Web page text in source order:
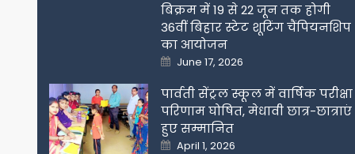
बिक्रम में 19 से 22 जून तक होगी
36वीं बिहार स्टेट शूटिंग चैंपियनशिप
का आयोजन
Posted
on
June 17, 2026
पार्वती सेंट्रल स्कूल में वार्षिक परीक्षा
परिणाम घोषित, मेधावी छात्र-छात्राएं
हुए सम्मानित
Posted
April 1, 2026